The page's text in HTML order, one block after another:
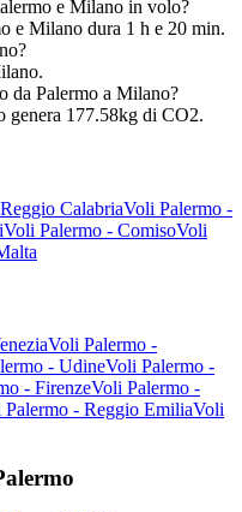
e Milano in volo?
e Milano dura 1 h e 20 min.
da Palermo a Milano?
genera 177.58kg di CO2.
CalabriaVoli Palermo -
Voli Palermo - ComisoVoli
Voli Palermo -
- UdineVoli Palermo -
- FirenzeVoli Palermo -
Palermo - Reggio EmiliaVoli